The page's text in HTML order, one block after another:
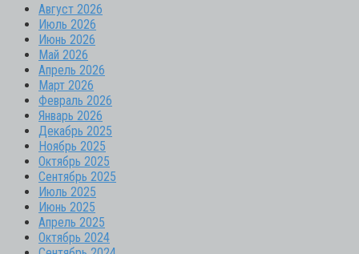
Август 2026
Июль 2026
Июнь 2026
Май 2026
Апрель 2026
Март 2026
Февраль 2026
Январь 2026
Декабрь 2025
Ноябрь 2025
Октябрь 2025
Сентябрь 2025
Июль 2025
Июнь 2025
Апрель 2025
Октябрь 2024